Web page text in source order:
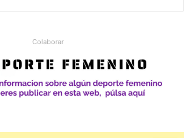
Colaborar